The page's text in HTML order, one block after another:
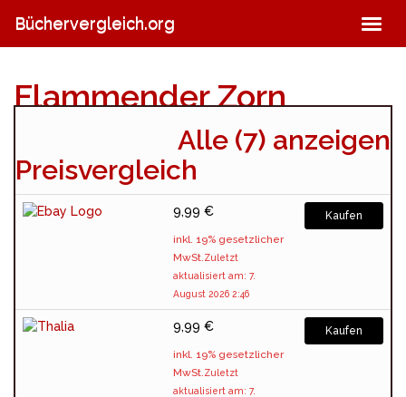
main
Büchervergleich.org
Flammender Zorn
Alle (7) anzeigen
Preisvergleich
9,99 €
inkl. 19% gesetzlicher
MwSt.Zuletzt
aktualisiert am: 7.
August 2026 2:46
Kaufen
9,99 €
inkl. 19% gesetzlicher
MwSt.Zuletzt
aktualisiert am: 7.
Kaufen